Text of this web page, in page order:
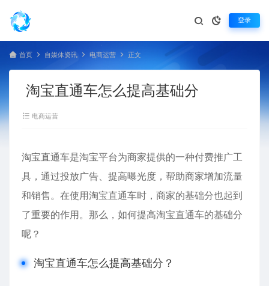
登录
首页 自媒体资讯 电商运营 正文
淘宝直通车怎么提高基础分
电商运营
淘宝直通车是淘宝平台为商家提供的一种付费推广工
具，通过投放广告、提高曝光度，帮助商家增加流量
和销售。在使用淘宝直通车时，商家的基础分也起到
了重要的作用。那么，如何提高淘宝直通车的基础分
呢？
淘宝直通车怎么提高基础分？